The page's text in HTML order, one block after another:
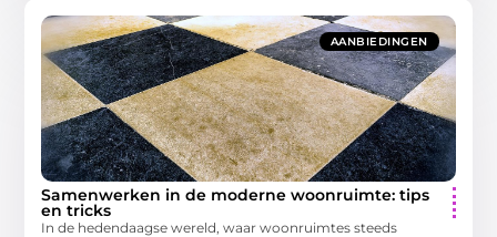
AANBIEDINGEN
Samenwerken in de moderne woonruimte: tips
en tricks
In de hedendaagse wereld, waar woonruimtes steeds